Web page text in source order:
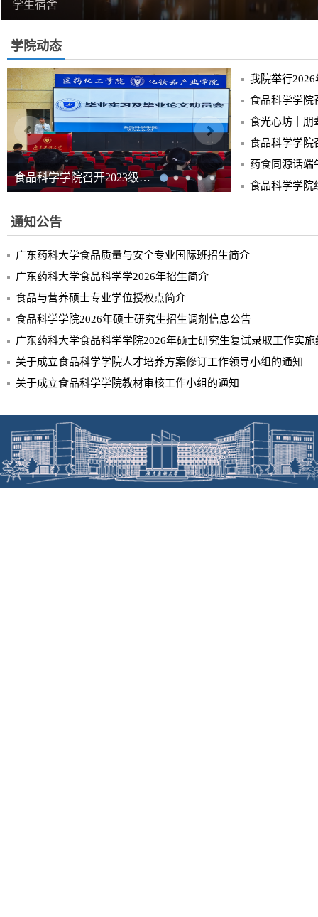
学生宿舍
学院动态
食品科学学院召开2023级…
我院举行
食品科学学院
食品科学学院
通知公告
广东药科大学食品质量与安全专业国际班招生简介
广东药科大学食品科学学2026年招生简介
食品与营养硕士专业学位授权点简介
食品科学学院2026年硕士研究生招生调剂信息公告
广东药科大学食品科学学院2026年硕士研究生复试录取工作实施
关于成立食品科学学院人才培养方案修订工作领导小组的通知
关于成立食品科学学院教材审核工作小组的通知